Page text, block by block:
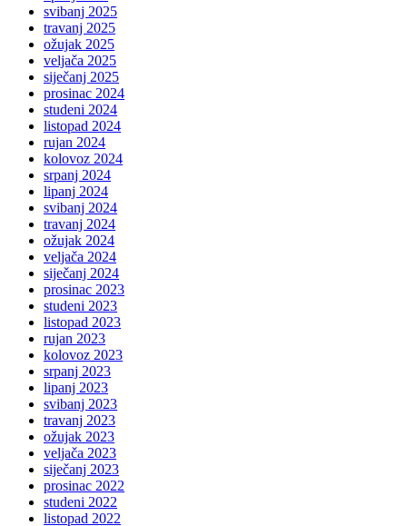
svibanj 2025
travanj 2025
ožujak 2025
veljača 2025
siječanj 2025
prosinac 2024
studeni 2024
listopad 2024
rujan 2024
kolovoz 2024
srpanj 2024
lipanj 2024
svibanj 2024
travanj 2024
ožujak 2024
veljača 2024
siječanj 2024
prosinac 2023
studeni 2023
listopad 2023
rujan 2023
kolovoz 2023
srpanj 2023
lipanj 2023
svibanj 2023
travanj 2023
ožujak 2023
veljača 2023
siječanj 2023
prosinac 2022
studeni 2022
listopad 2022